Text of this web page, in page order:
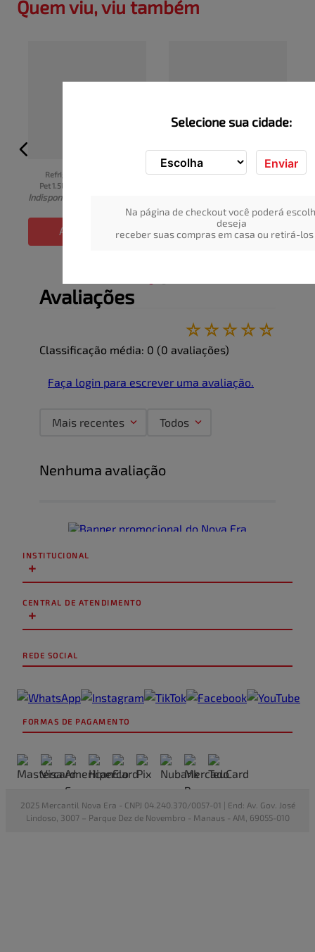
Selecione sua cidade:
Enviar
Na página de checkout você poderá
deseja
receber suas compras em casa ou retirá-
Quem viu, viu também
Refrigerante Coca-Cola
Pet 1.5L
Indisponível
ADICIONAR
Refrigerante de Guaraná
ADICIONAR
Avaliações
☆☆☆☆☆
Classificação média: 0 (0 avaliações)
Faça login para escrever uma avaliação.
Mais recentes Todos
Nenhuma avaliação
INSTITUCIONAL
+
CENTRAL DE ATENDIMENTO
+
REDE SOCIAL
FORMAS DE PAGAMENTO
2025 Mercantil Nova Era - CNPJ 04.240.370/0057-01 | End: Av. Gov. José
Lindoso, 3007 – Parque Dez de Novembro - Manaus - AM, 69055-010